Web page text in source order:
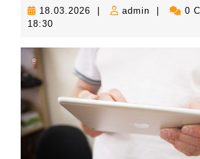
18.03.2026 18.03.2026
admin admin 0
18:30